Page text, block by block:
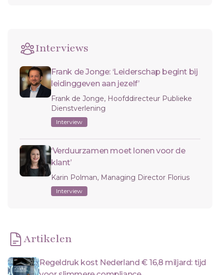
Interviews
Frank de Jonge: ‘Leiderschap begint bij
leidinggeven aan jezelf’
Frank de Jonge, Hoofddirecteur Publieke
Dienstverlening
Interview
‘Verduurzamen moet lonen voor de
klant’
Karin Polman, Managing Director Florius
Interview
Artikelen
Regeldruk kost Nederland € 16,8 miljard: tijd